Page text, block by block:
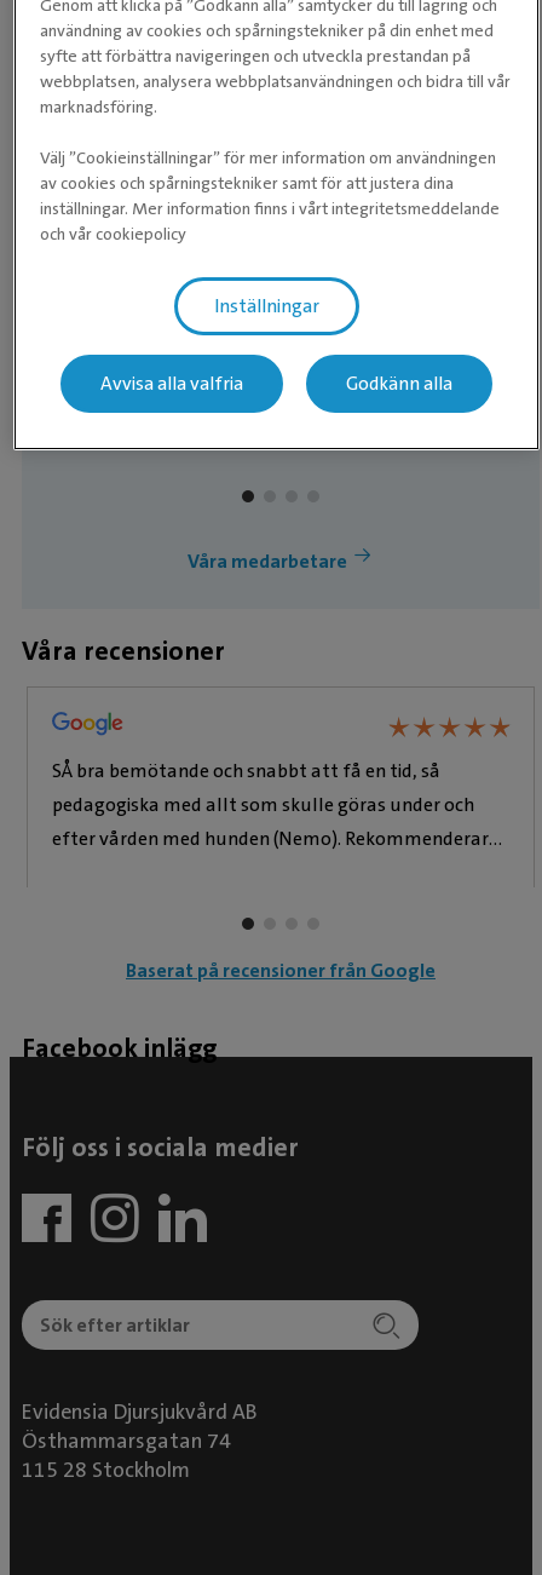
Medarbetare
TF. KLINIKCHEF
Jenny Thorin
Leg. Veterinär
Våra medarbetare
Våra recensioner
★★★★★
★★★★★
SÅ bra bemötande och snabbt att få en tid, så
pedagogiska med allt som skulle göras under och
efter vården med hunden (Nemo). Rekommenderar
Baserat på recensioner från Google
Facebook inlägg
Följ oss i sociala medier
Evidensia Djursjukvård AB
Östhammarsgatan 74
115 28 Stockholm
användning av cookies och spårningstekniker på din enhet med
syfte att förbättra navigeringen och utveckla prestandan på
webbplatsen, analysera webbplatsanvändningen och bidra till vår
marknadsföring.
Välj ”Cookieinställningar” för mer information om användningen
av cookies och spårningstekniker samt för att justera dina
inställningar. Mer information finns i vårt integritetsmeddelande
och vår cookiepolicy
Inställningar
Avvisa alla valfria Godkänn alla